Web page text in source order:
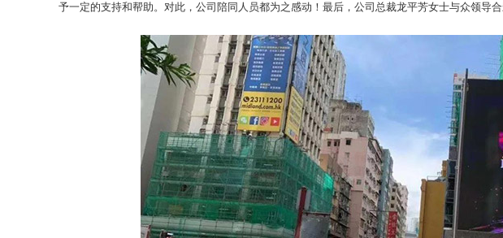
予一定的支持和帮助。对此，公司陪同人员都为之感动！最后，公司总裁龙平芳女士与众领导合